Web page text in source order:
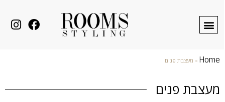
Home
» מעצבת פנים
מעצבת פנים